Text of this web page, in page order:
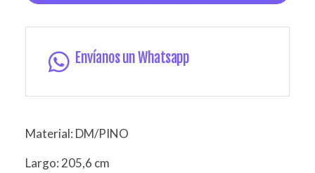
Envíanos un Whatsapp
Material: DM/PINO
Largo: 205,6 cm